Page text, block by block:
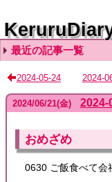
最近の記事一覧
2026-08-06
2026-08-05
2026-08-04
2026-08-03
2026-08-02
2024-05-24 2024-
2024/06/21(金) 2024-
おめざめ
0630 ご飯食べて会